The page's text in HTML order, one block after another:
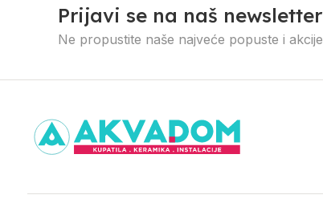
Prijavi se na naš newsletter
Ne propustite naše najveće popuste i akcije